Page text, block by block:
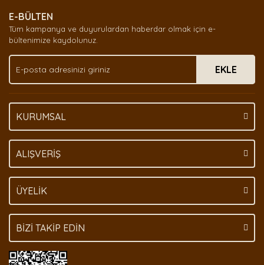
Ürün açıklamasında eksik bilgiler bulunuyor.
Ürün bilgilerinde hatalar bulunuyor.
Bu ürüne benzer farklı alternatifler olmalı.
E-BÜLTEN
Tüm kampanya ve duyurulardan haberdar olmak için e-
bültenimize kaydolunuz.
EKLE
KURUMSAL
ALIŞVERİŞ
ÜYELİK
BİZİ TAKİP EDİN